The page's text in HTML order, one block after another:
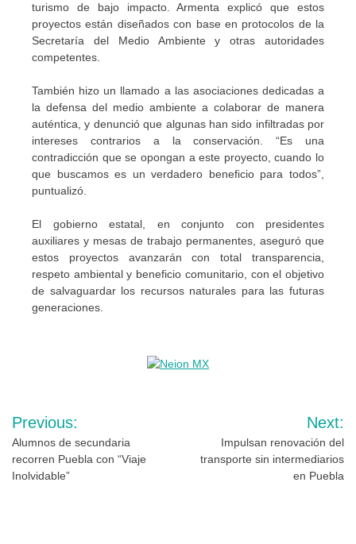
turismo de bajo impacto. Armenta explicó que estos
proyectos están diseñados con base en protocolos de la
Secretaría del Medio Ambiente y otras autoridades
competentes.
También hizo un llamado a las asociaciones dedicadas a
la defensa del medio ambiente a colaborar de manera
auténtica, y denunció que algunas han sido infiltradas por
intereses contrarios a la conservación. “Es una
contradicción que se opongan a este proyecto, cuando lo
que buscamos es un verdadero beneficio para todos”,
puntualizó.
El gobierno estatal, en conjunto con presidentes
auxiliares y mesas de trabajo permanentes, aseguró que
estos proyectos avanzarán con total transparencia,
respeto ambiental y beneficio comunitario, con el objetivo
de salvaguardar los recursos naturales para las futuras
generaciones.
Navegación
de
entradas
Previous:
Alumnos de secundaria
recorren Puebla con “Viaje
Inolvidable”
Next:
Impulsan renovación del
transporte sin intermediarios
en Puebla